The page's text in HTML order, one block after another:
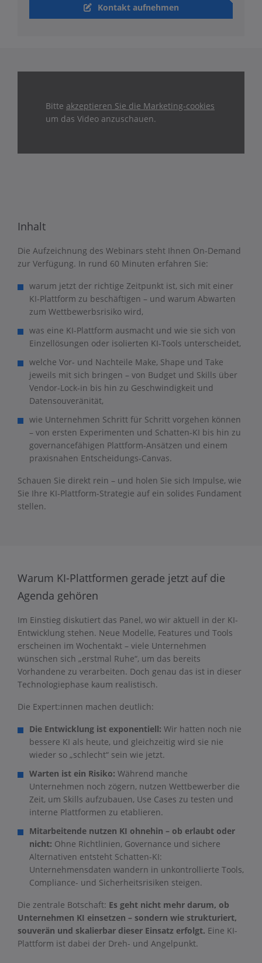
Kontakt aufnehmen
Bitte akzeptieren Sie die Marketing-cookies
um das Video anzuschauen.
Inhalt
Die Aufzeichnung des Webinars steht Ihnen On-Demand
zur Verfügung. In rund 60 Minuten erfahren Sie:
warum jetzt der richtige Zeitpunkt ist, sich mit einer
KI-Plattform zu beschäftigen – und warum Abwarten
zum Wettbewerbsrisiko wird,
was eine KI-Plattform ausmacht und wie sie sich von
Einzellösungen oder isolierten KI-Tools unterscheidet,
welche Vor- und Nachteile Make, Shape und Take
jeweils mit sich bringen – von Budget und Skills über
Vendor-Lock-in bis hin zu Geschwindigkeit und
Datensouveränität,
wie Unternehmen Schritt für Schritt vorgehen können
– von ersten Experimenten und Schatten-KI bis hin zu
governancefähigen Plattform-Ansätzen und einem
praxisnahen Entscheidungs-Canvas.
Schauen Sie direkt rein – und holen Sie sich Impulse, wie
Sie Ihre KI-Plattform-Strategie auf ein solides Fundament
stellen.
Warum KI-Plattformen gerade jetzt auf die
Agenda gehören
Im Einstieg diskutiert das Panel, wo wir aktuell in der KI-
Entwicklung stehen. Neue Modelle, Features und Tools
erscheinen im Wochentakt – viele Unternehmen
wünschen sich „erstmal Ruhe“, um das bereits
Vorhandene zu verarbeiten. Doch genau das ist in dieser
Technologiephase kaum realistisch.
Die Expert:innen machen deutlich:
Die Entwicklung ist exponentiell: Wir hatten noch nie
bessere KI als heute, und gleichzeitig wird sie nie
wieder so „schlecht“ sein wie jetzt.
Warten ist ein Risiko: Während manche
Unternehmen noch zögern, nutzen Wettbewerber die
Zeit, um Skills aufzubauen, Use Cases zu testen und
interne Plattformen zu etablieren.
Mitarbeitende nutzen KI ohnehin – ob erlaubt oder
nicht: Ohne Richtlinien, Governance und sichere
Alternativen entsteht Schatten-KI:
Unternehmensdaten wandern in unkontrollierte Tools,
Compliance- und Sicherheitsrisiken steigen.
Die zentrale Botschaft: Es geht nicht mehr darum, ob
Unternehmen KI einsetzen – sondern wie strukturiert,
souverän und skalierbar dieser Einsatz erfolgt. Eine KI-
Plattform ist dabei der Dreh- und Angelpunkt.